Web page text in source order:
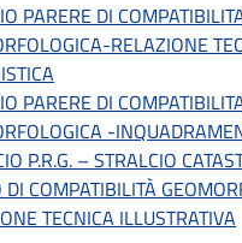
PARERE DI
RELAZIONE
PARERE DI
-
P.R.G. – STRALCIO
DI COMPATIBILITÀ
TECNICA ILLUSTRATIVA